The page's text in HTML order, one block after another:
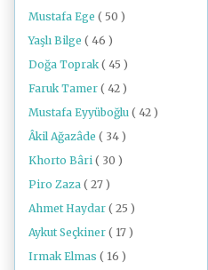
Mustafa Ege ( 50 )
Yaşlı Bilge ( 46 )
Doğa Toprak ( 45 )
Faruk Tamer ( 42 )
Mustafa Eyyüboğlu ( 42 )
Âkil Ağazâde ( 34 )
Khorto Bâri ( 30 )
Piro Zaza ( 27 )
Ahmet Haydar ( 25 )
Aykut Seçkiner ( 17 )
Irmak Elmas ( 16 )